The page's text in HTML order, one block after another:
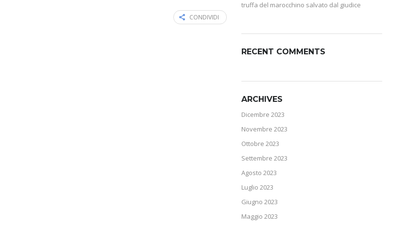
CONDIVIDI
truffa del marocchino salvato dal giudice
RECENT COMMENTS
ARCHIVES
Dicembre 2023
Novembre 2023
Ottobre 2023
Settembre 2023
Agosto 2023
Luglio 2023
Giugno 2023
Maggio 2023